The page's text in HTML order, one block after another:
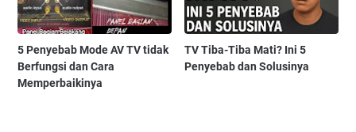
5 Penyebab Mode AV TV tidak
Berfungsi dan Cara
Memperbaikinya
TV Tiba-Tiba Mati? Ini 5
Penyebab dan Solusinya